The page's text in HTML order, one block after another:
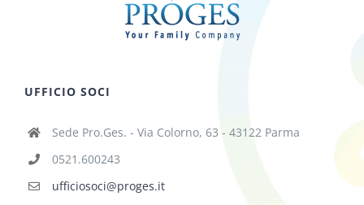
UFFICIO SOCI
Sede Pro.Ges. - Via Colorno, 63 - 43122 Parma
0521.600243
ufficiosoci@proges.it